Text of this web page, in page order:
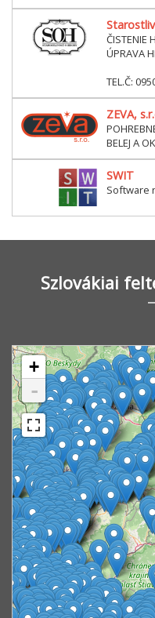
ČISTENIE
ÚPRAVA
TEL.Č:
ZEVA,
BELEJ A
SWIT
Software
Szlovákiai
+
-